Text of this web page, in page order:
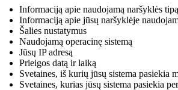
Informaciją apie naudojamą naršyklės
Informaciją apie jūsų naršyklėje
Šalies nustatymus
Naudojamą operacinę sistemą
Jūsų IP adresą
Prieigos datą ir laiką
Svetaines, iš kurių jūsų sistema pasiekia
Svetaines, kurias jūsų sistema pasiekia